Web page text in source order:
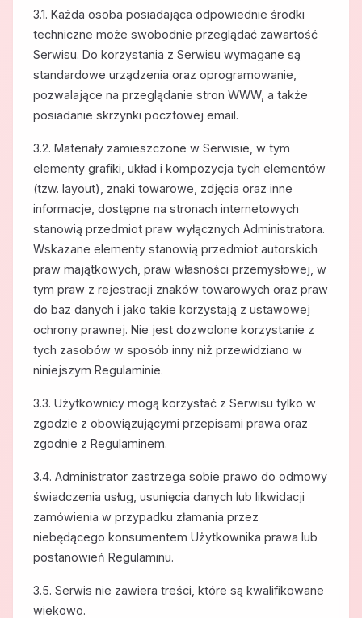
3.1. Każda osoba posiadająca odpowiednie środki
techniczne może swobodnie przeglądać zawartość
Serwisu. Do korzystania z Serwisu wymagane są
standardowe urządzenia oraz oprogramowanie,
pozwalające na przeglądanie stron WWW, a także
posiadanie skrzynki pocztowej email.
3.2. Materiały zamieszczone w Serwisie, w tym
elementy grafiki, układ i kompozycja tych elementów
(tzw. layout), znaki towarowe, zdjęcia oraz inne
informacje, dostępne na stronach internetowych
stanowią przedmiot praw wyłącznych Administratora.
Wskazane elementy stanowią przedmiot autorskich
praw majątkowych, praw własności przemysłowej, w
tym praw z rejestracji znaków towarowych oraz praw
do baz danych i jako takie korzystają z ustawowej
ochrony prawnej. Nie jest dozwolone korzystanie z
tych zasobów w sposób inny niż przewidziano w
niniejszym Regulaminie.
3.3. Użytkownicy mogą korzystać z Serwisu tylko w
zgodzie z obowiązującymi przepisami prawa oraz
zgodnie z Regulaminem.
3.4. Administrator zastrzega sobie prawo do odmowy
świadczenia usług, usunięcia danych lub likwidacji
zamówienia w przypadku złamania przez
niebędącego konsumentem Użytkownika prawa lub
postanowień Regulaminu.
3.5. Serwis nie zawiera treści, które są kwalifikowane
wiekowo.